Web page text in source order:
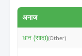
अनाज
धान (सादा)(Other)